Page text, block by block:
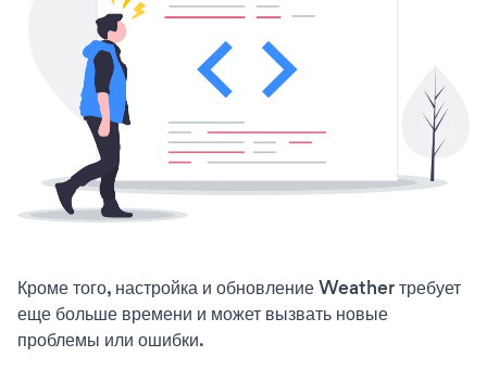
Кроме того, настройка и обновление Weather требует
еще больше времени и может вызвать новые
проблемы или ошибки.